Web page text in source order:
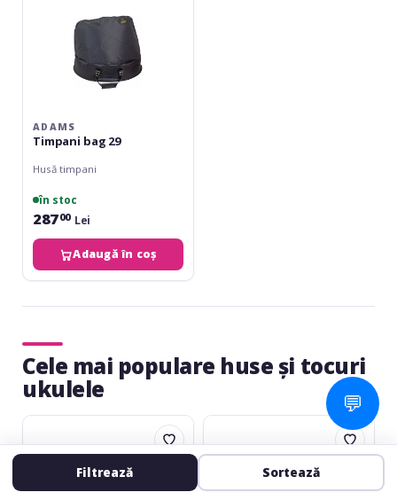
ADAMS
Timpani bag 29
Husă timpani
în stoc
28700 Lei
Adaugă în coș
Cele mai populare huse și tocuri
ukulele
RockBag
Eco
Acoustic
RockBag
Eco
Classic
Filtrează Sortează
💬